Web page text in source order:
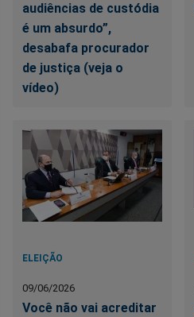
audiências de custódia
é um absurdo”,
desabafa procurador
de justiça (veja o
vídeo)
ELEIÇÃO
09/06/2026
Você não vai acreditar